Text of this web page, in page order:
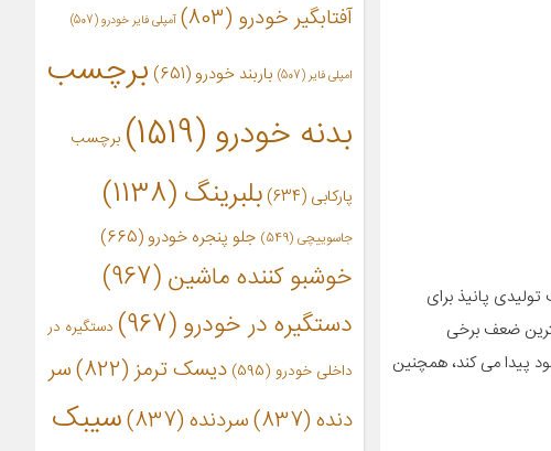
پانیذ برای
ضعف برخی
پیدا می کند، همچنین
آفتابگیر خودرو (803) آمپلی فایر خودرو(507)
امپلی فایر (507) باربند خودرو(651)
برچسب
بدنه خودرو(1519) برچسب
پارکابی (634) بلبرینگ(1138)
جاسوییچی (549) جلو پنجره خودرو (665)
خوشبو کننده ماشین(967)
دستگیره در خودرو(967)
دستگیره در
داخلی خودرو (595) دیسک ترمز(822)
سر
دنده(837) سردنده(837)
سیبک